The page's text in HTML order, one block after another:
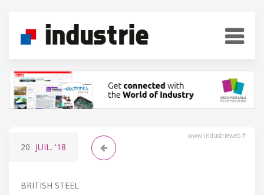
www.industrieweb.fr
20 JUIL. '18
BRITISH STEEL